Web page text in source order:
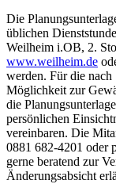
Die
üblichen
Weilheim i.OB, 2.
www.weilheim.de
werden. Für die nach
Möglichkeit zur
die
persönlichen
vereinbaren. Die
0881 682-4201 oder
gerne beratend zur
Änderungsabsicht